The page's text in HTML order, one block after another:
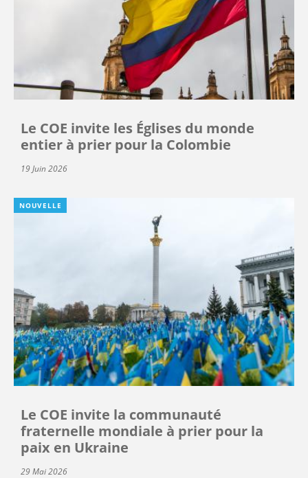
Le COE invite les Églises du monde
entier à prier pour la Colombie
19 Juin 2026
NOUVELLE
Le COE invite la communauté
fraternelle mondiale à prier pour la
paix en Ukraine
29 Mai 2026